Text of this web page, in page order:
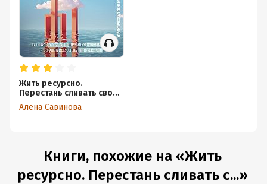
Жить ресурсно.
Перестань сливать свою
жизнь!
Алена Савинова
Книги, похожие на «Жить
ресурсно. Перестань сливать с...»